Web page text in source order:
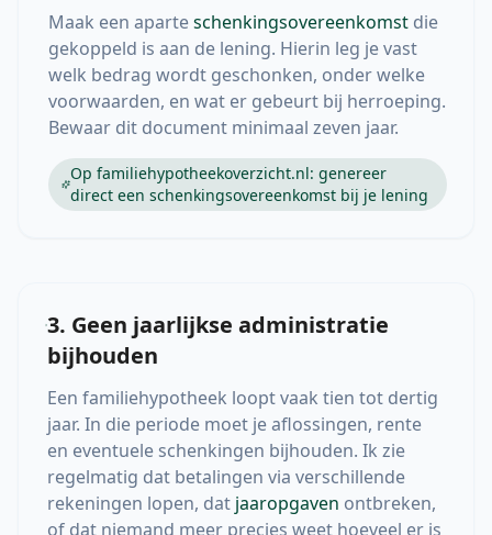
Maak een aparte schenkingsovereenkomst die
gekoppeld is aan de lening. Hierin leg je vast
welk bedrag wordt geschonken, onder welke
voorwaarden, en wat er gebeurt bij herroeping.
Bewaar dit document minimaal zeven jaar.
Op familiehypotheekoverzicht.nl: genereer
direct een schenkingsovereenkomst bij je lening
3. Geen jaarlijkse administratie
bijhouden
Een familiehypotheek loopt vaak tien tot dertig
jaar. In die periode moet je aflossingen, rente
en eventuele schenkingen bijhouden. Ik zie
regelmatig dat betalingen via verschillende
rekeningen lopen, dat jaaropgaven ontbreken,
of dat niemand meer precies weet hoeveel er is